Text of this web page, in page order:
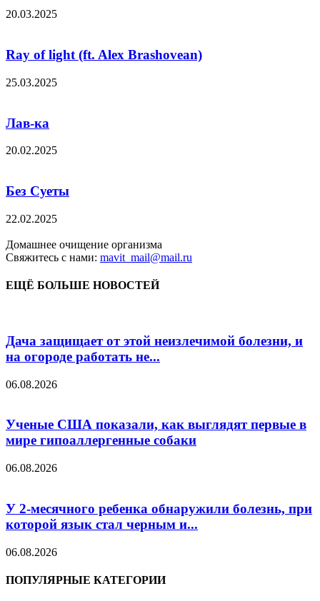
20.03.2025
Ray of light (ft. Alex Brashovean)
25.03.2025
Лав-ка
20.02.2025
Без Суеты
22.02.2025
Домашнее очищение организма
Свяжитесь с нами: mavit_mail@mail.ru
ЕЩЁ БОЛЬШЕ НОВОСТЕЙ
Дача защищает от этой неизлечимой болезни, и
на огороде работать не...
06.08.2026
Ученые США показали, как выглядят первые в
мире гипоаллергенные собаки
06.08.2026
У 2-месячного ребенка обнаружили болезнь, при
которой язык стал черным и...
06.08.2026
ПОПУЛЯРНЫЕ КАТЕГОРИИ